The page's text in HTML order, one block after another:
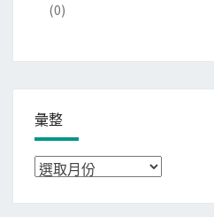
(0)
彙整
彙